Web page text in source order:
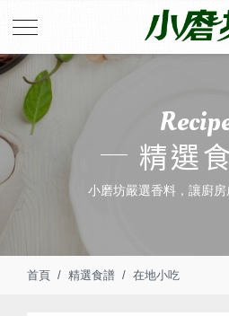
精選
小磨坊嚴選香料，讓廚
首頁 精選食譜 在地小吃